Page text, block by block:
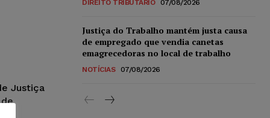
Justiça
DIREITO TRIBUTÁRIO 07/08/2026
Justiça do Trabalho mantém justa causa
de empregado que vendia canetas
emagrecedoras no local de trabalho
NOTÍCIAS 07/08/2026